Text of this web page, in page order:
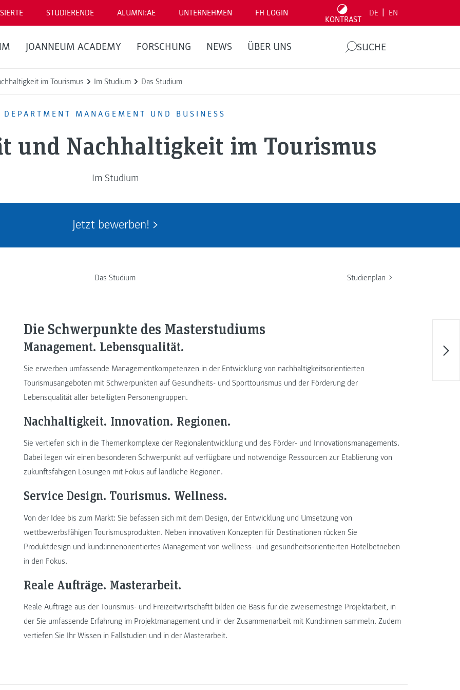
STUDIERENDE ALUMNI:AE UNTERNEHMEN FH LOGIN
KONTRAST
DE EN
JOANNEUM ACADEMY FORSCHUNG NEWS ÜBER UNS SUCHE
im Tourismus Im Studium Das Studium
DEPARTMENT MANAGEMENT UND BUSINESS
und Nachhaltigkeit im Tourismus
Im Studium
Jetzt bewerben!
Das Studium Studienplan
Die Schwerpunkte des Masterstudiums
Management. Lebensqualität.
Sie erwerben umfassende Managementkompetenzen in der Entwicklung von nachhaltigkeitsorientierten
Tourismusangeboten mit Schwerpunkten auf Gesundheits- und Sporttourismus und der Förderung der
Lebensqualität aller beteiligten Personengruppen.
Nachhaltigkeit. Innovation. Regionen.
Sie vertiefen sich in die Themenkomplexe der Regionalentwicklung und des Förder- und Innovationsmanagements.
Dabei legen wir einen besonderen Schwerpunkt auf verfügbare und notwendige Ressourcen zur Etablierung von
zukunftsfähigen Lösungen mit Fokus auf ländliche Regionen.
Service Design. Tourismus. Wellness.
Von der Idee bis zum Markt: Sie befassen sich mit dem Design, der Entwicklung und Umsetzung von
wettbewerbsfähigen Tourismusprodukten. Neben innovativen Konzepten für Destinationen rücken Sie
Produktdesign und kund:innenorientiertes Management von wellness- und gesundheitsorientierten Hotelbetrieben
in den Fokus.
Reale Aufträge. Masterarbeit.
Reale Aufträge aus der Tourismus- und Freizeitwirtschaftt bilden die Basis für die zweisemestrige Projektarbeit, in
der Sie umfassende Erfahrung im Projektmanagement und in der Zusammenarbeit mit Kund:innen sammeln. Zudem
vertiefen Sie Ihr Wissen in Fallstudien und in der Masterarbeit.